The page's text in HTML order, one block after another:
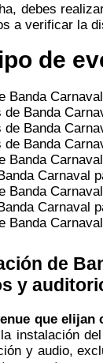
debes
a verificar la
de
Banda
de Banda
de Banda
de Banda
Banda
Carnaval
Banda
Carnaval
Banda
de
y
que
instalación
y audio,